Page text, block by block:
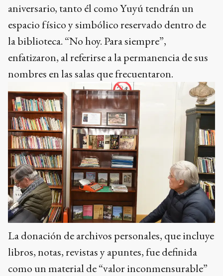
aniversario, tanto él como Yuyú tendrán un
espacio físico y simbólico reservado dentro de
la biblioteca. “No hoy. Para siempre”,
enfatizaron, al referirse a la permanencia de sus
nombres en las salas que frecuentaron.
La donación de archivos personales, que incluye
libros, notas, revistas y apuntes, fue definida
como un material de “valor inconmensurable”